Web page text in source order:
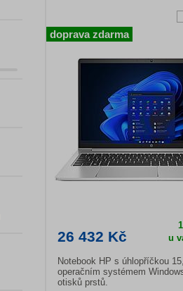
26 432 Kč
u
Notebook HP s úhlopříčkou
operačním systémem
otisků prstů.
doprava zdarma